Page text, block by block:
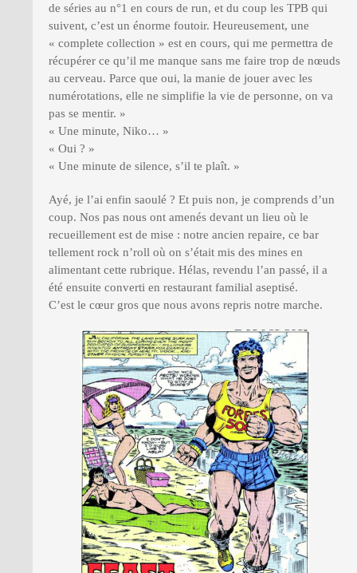
de séries au n°1 en cours de run, et du coup les TPB qui
suivent, c’est un énorme foutoir. Heureusement, une
« complete collection » est en cours, qui me permettra de
récupérer ce qu’il me manque sans me faire trop de nœuds
au cerveau. Parce que oui, la manie de jouer avec les
numérotations, elle ne simplifie la vie de personne, on va
pas se mentir. »
« Une minute, Niko… »
« Oui ? »
« Une minute de silence, s’il te plaît. »
Ayé, je l’ai enfin saoulé ? Et puis non, je comprends d’un
coup. Nos pas nous ont amenés devant un lieu où le
recueillement est de mise : notre ancien repaire, ce bar
tellement rock n’roll où on s’était mis des mines en
alimentant cette rubrique. Hélas, revendu l’an passé, il a
été ensuite converti en restaurant familial aseptisé.
C’est le cœur gros que nous avons repris notre marche.